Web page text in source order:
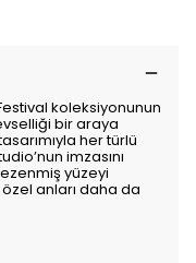
koleksiyonunun
bir araya
her türlü
imzasını
yüzeyi
anları daha da